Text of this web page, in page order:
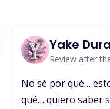
Yake
Review after
No sé por qué…
qué… quiero saber